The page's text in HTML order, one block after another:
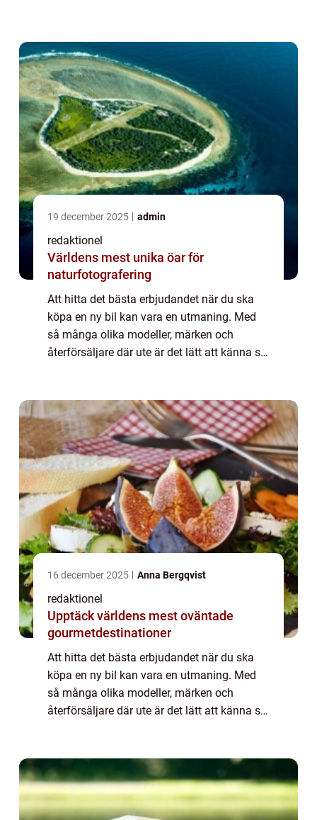
19 december 2025 admin
redaktionel
Världens mest unika öar för
naturfotografering
Att hitta det bästa erbjudandet när du ska
köpa en ny bil kan vara en utmaning. Med
så många olika modeller, märken och
återförsäljare där ute är det lätt att känna sig
16 december 2025 Anna Bergqvist
redaktionel
Upptäck världens mest oväntade
gourmetdestinationer
Att hitta det bästa erbjudandet när du ska
köpa en ny bil kan vara en utmaning. Med
så många olika modeller, märken och
återförsäljare där ute är det lätt att känna sig